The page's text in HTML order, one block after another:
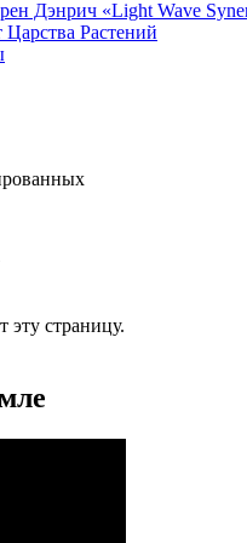
Дэнрич «Light Wave
Растений
эту страницу.